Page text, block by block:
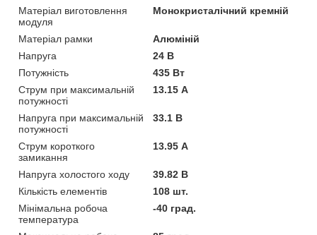
Матеріал виготовлення
модуля
Монокристалічний кремній
Матеріал рамки
Алюміній
Напруга
24 В
Потужність
435 Вт
Струм при максимальній
потужності
13.15 А
Напруга при максимальній
потужності
33.1 В
Струм короткого
замикання
13.95 А
Напруга холостого ходу
39.82 В
Кількість елементів
108 шт.
Мінімальна робоча
температура
-40 град.